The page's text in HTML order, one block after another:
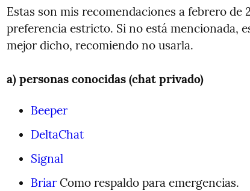
Estas son mis recomendaciones a febrero de
preferencia estricto. Si no está mencionada,
mejor dicho, recomiendo no usarla.
a) personas conocidas (chat privado)
Beeper
DeltaChat
Signal
Briar Como respaldo para emergencias.